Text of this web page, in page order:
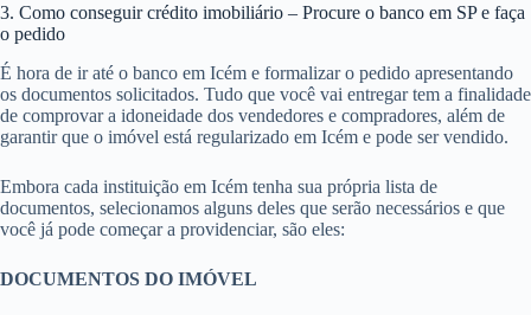
3. Como conseguir crédito imobiliário – Procure o banco em SP e faça
o pedido
É hora de ir até o banco em Icém e formalizar o pedido apresentando
os documentos solicitados. Tudo que você vai entregar tem a finalidade
de comprovar a idoneidade dos vendedores e compradores, além de
garantir que o imóvel está regularizado em Icém e pode ser vendido.
Embora cada instituição em Icém tenha sua própria lista de
documentos, selecionamos alguns deles que serão necessários e que
você já pode começar a providenciar, são eles:
DOCUMENTOS DO IMÓVEL